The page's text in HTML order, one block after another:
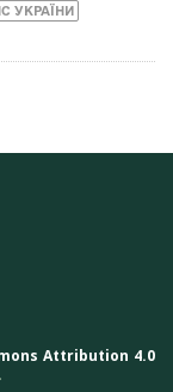
УКРАЇНИ
Attribution 4.0